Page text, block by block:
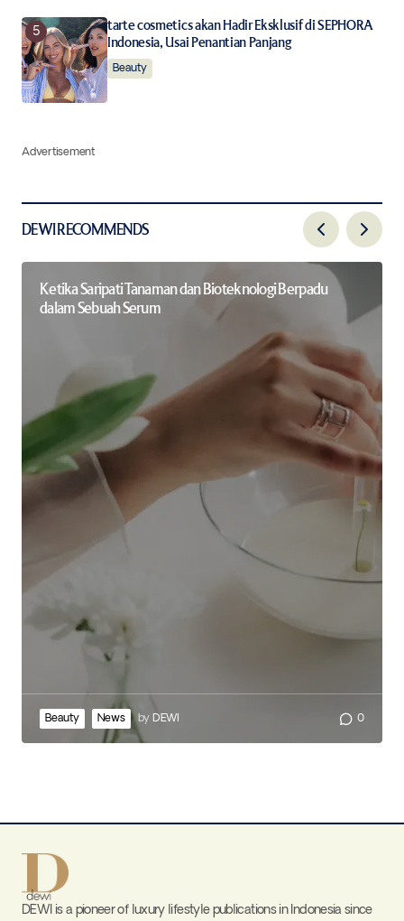
tarte cosmetics akan Hadir Eksklusif di SEPHORA
Indonesia, Usai Penantian Panjang
Beauty
Advertisement
DEWI RECOMMENDS
Ketika Saripati Tanaman dan Bioteknologi Berpadu
dalam Sebuah Serum
Beauty News by DEWI 0
DEWI is a pioneer of luxury lifestyle publications in Indonesia since